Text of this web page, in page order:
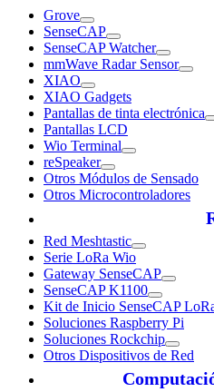
Grove
SenseCAP
SenseCAP Watcher
mmWave Radar Sensor
XIAO
XIAO Gadgets
Pantallas de tinta electrónica
Pantallas LCD
Wio Terminal
reSpeaker
Otros Módulos de Sensado
Otros Microcontroladores
Red Meshtastic
Serie LoRa Wio
Gateway SenseCAP
SenseCAP K1100
Kit de Inicio SenseCAP
Soluciones Raspberry Pi
Soluciones Rockchip
Otros Dispositivos de Red